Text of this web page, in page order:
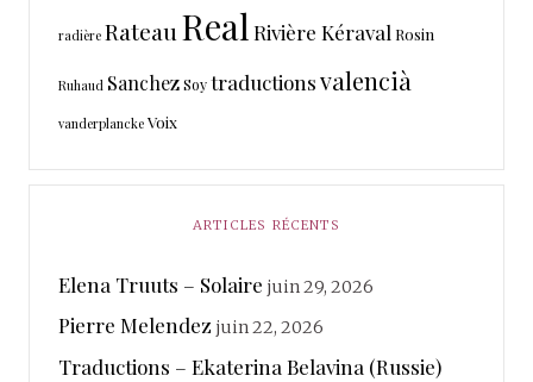
radière Rateau Real Rivière Kéraval Rosin
Ruhaud SanchezSoytraductionsvalencià
vanderplancke Voix
ARTICLES RÉCENTS
Elena Truuts – Solaire juin 29, 2026
Pierre Melendez juin 22, 2026
Traductions – Ekaterina Belavina (Russie)